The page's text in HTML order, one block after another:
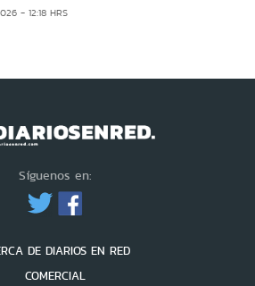
- 12:18 HRS
Síguenos en:
DE DIARIOS EN RED
COMERCIAL